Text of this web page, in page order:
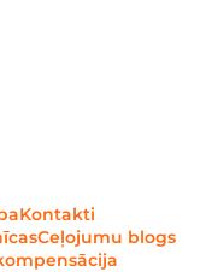
Kontakti
Ceļojumu blogs